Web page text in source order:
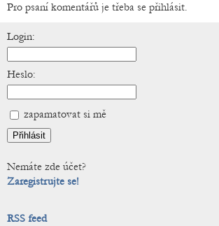
Pro psaní komentářů je třeba se přihlásit.
Login:
Heslo:
zapamatovat si mě
Nemáte zde účet?
Zaregistrujte se!
RSS feed